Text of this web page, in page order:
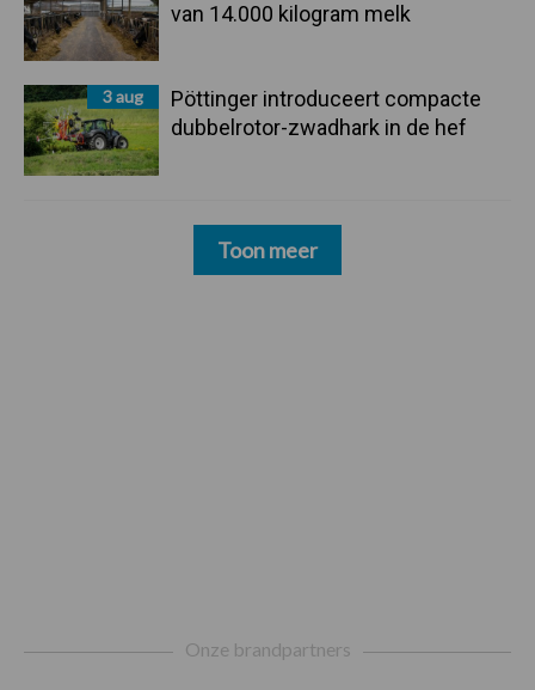
van 14.000 kilogram melk
3 aug
Pöttinger introduceert compacte
dubbelrotor-zwadhark in de hef
Toon meer
Onze brandpartners